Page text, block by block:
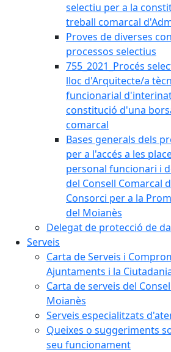
selectiu per a la
treball comarcal
Proves de diverses
processos selectius
755_2021_Procés
lloc d'Arquitecte/a
funcionarial
constitució d'una
comarcal
Bases generals dels
per a l'accés a les
personal funcionari i
del Consell Comarcal
Consorci per a la
del Moianès
Delegat de protecció de
Serveis
Carta de Serveis i
Ajuntaments i la
Carta de serveis del
Moianès
Serveis especialitzats
Queixes o suggeriments
seu funcionament